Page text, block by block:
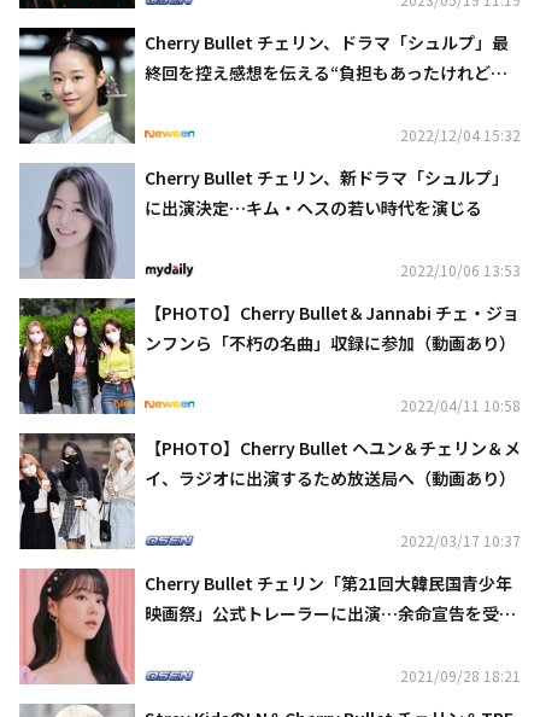
Cherry Bullet チェリン、ドラマ「シュルプ」最
終回を控え感想を伝える“負担もあったけれどと
2022/12/04 15:32
Cherry Bullet チェリン、新ドラマ「シュルプ」
に出演決定…キム・ヘスの若い時代を演じる
2022/10/06 13:53
【PHOTO】Cherry Bullet＆Jannabi チェ・ジョ
ンフンら「不朽の名曲」収録に参加（動画あり）
2022/04/11 10:58
【PHOTO】Cherry Bullet ヘユン＆チェリン＆メ
イ、ラジオに出演するため放送局へ（動画あり）
2022/03/17 10:37
Cherry Bullet チェリン「第21回大韓民国青少年
映画祭」公式トレーラーに出演…余命宣告を受け
2021/09/28 18:21